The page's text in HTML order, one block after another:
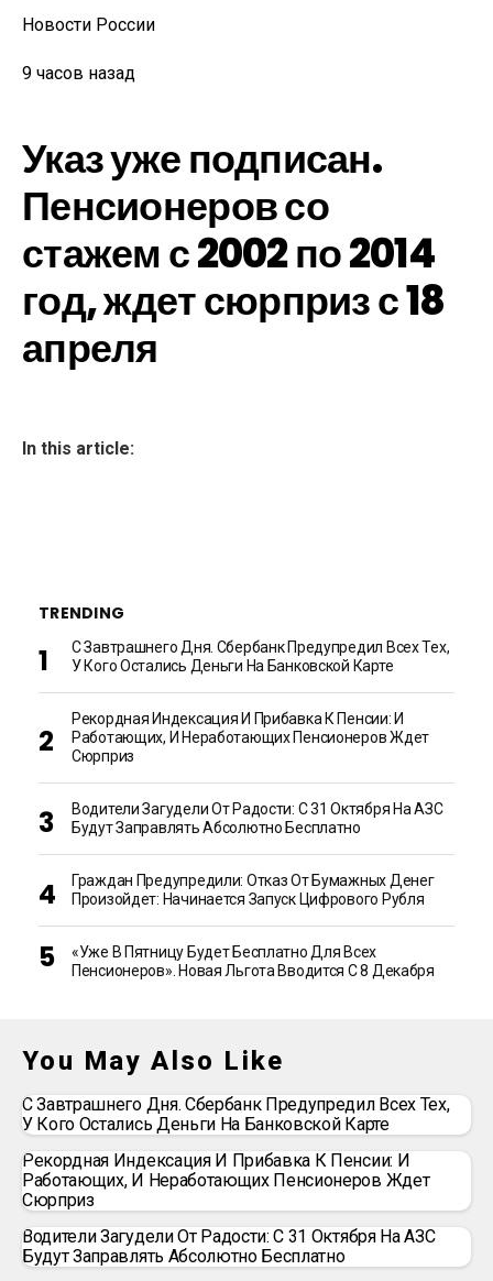
Новости России
9 часов назад
Указ уже подписан.
Пенсионеров со
стажем с 2002 по 2014
год, ждет сюрприз с 18
апреля
In this article:
TRENDING
С Завтрашнего Дня. Сбербанк Предупредил Всех Тех,
У Кого Остались Деньги На Банковской Карте
Рекордная Индексация И Прибавка К Пенсии: И
Работающих, И Неработающих Пенсионеров Ждет
Сюрприз
Водители Загудели От Радости: С 31 Октября На АЗС
Будут Заправлять Абсолютно Бесплатно
Граждан Предупредили: Отказ От Бумажных Денег
Произойдет: Начинается Запуск Цифрового Рубля
«Уже В Пятницу Будет Бесплатно Для Всех
Пенсионеров». Новая Льгота Вводится С 8 Декабря
You May Also Like
С Завтрашнего Дня. Сбербанк Предупредил Всех Тех,
У Кого Остались Деньги На Банковской Карте
Рекордная Индексация И Прибавка К Пенсии: И
Работающих, И Неработающих Пенсионеров Ждет
Сюрприз
Водители Загудели От Радости: С 31 Октября На АЗС
Будут Заправлять Абсолютно Бесплатно